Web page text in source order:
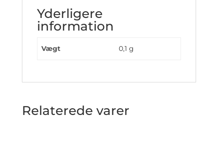
Yderligere
information
Vægt 0,1 g
Relaterede varer